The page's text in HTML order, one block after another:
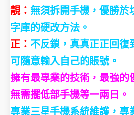
靚： 無須拆開手機，優勝於
字庫的硬改方法。
正： 不反鎖，真真正正回復
可隨意輸入自己的賬號。
擁有最專業的技術，最強的
無需擺低部手機等一兩日。
專業三星手機系統維護，專